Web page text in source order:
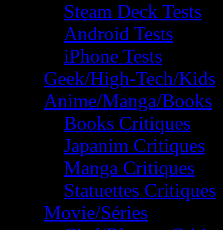
Steam Deck Tests
Android Tests
iPhone Tests
Geek/High-Tech/Kids
Anime/Manga/Books
Books Critiques
Japanim Critiques
Manga Critiques
Statuettes Critiques
Movie/Séries